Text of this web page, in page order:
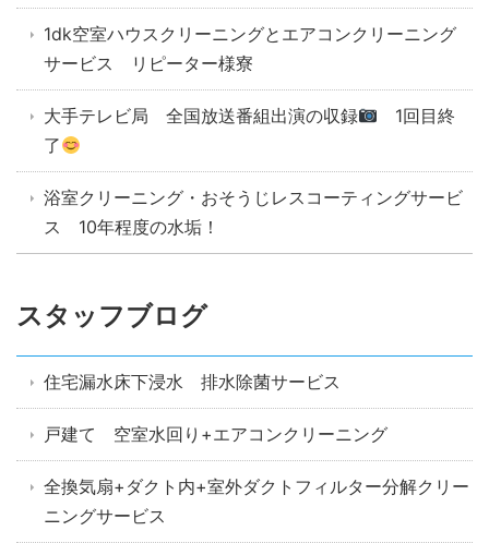
1dk空室ハウスクリーニングとエアコンクリーニング
サービス リピーター様寮
大手テレビ局 全国放送番組出演の収録
1回目終
了
浴室クリーニング・おそうじレスコーティングサービ
ス 10年程度の水垢！
スタッフブログ
住宅漏水床下浸水 排水除菌サービス
戸建て 空室水回り+エアコンクリーニング
全換気扇+ダクト内+室外ダクトフィルター分解クリー
ニングサービス